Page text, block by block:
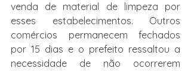
venda de material de limpeza por
esses estabelecimentos. Outros
comércios permanecem fechados
por 15 dias e o prefeito ressaltou a
necessidade de não ocorrerem